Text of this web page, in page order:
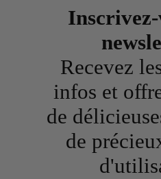
Recevez
infos et
de
de